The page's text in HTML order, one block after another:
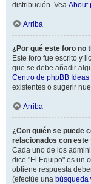
distribución. Vea About
Arriba
¿Por qué este foro no
Este foro fue escrito y
que se debe añadir
Centro de phpBB Ideas
existentes o sugerir
Arriba
¿Con quién se puede
relacionados con este
Cada uno de los
dice "El Equipo" es un
obtiene respuesta
(efectúe una búsqueda